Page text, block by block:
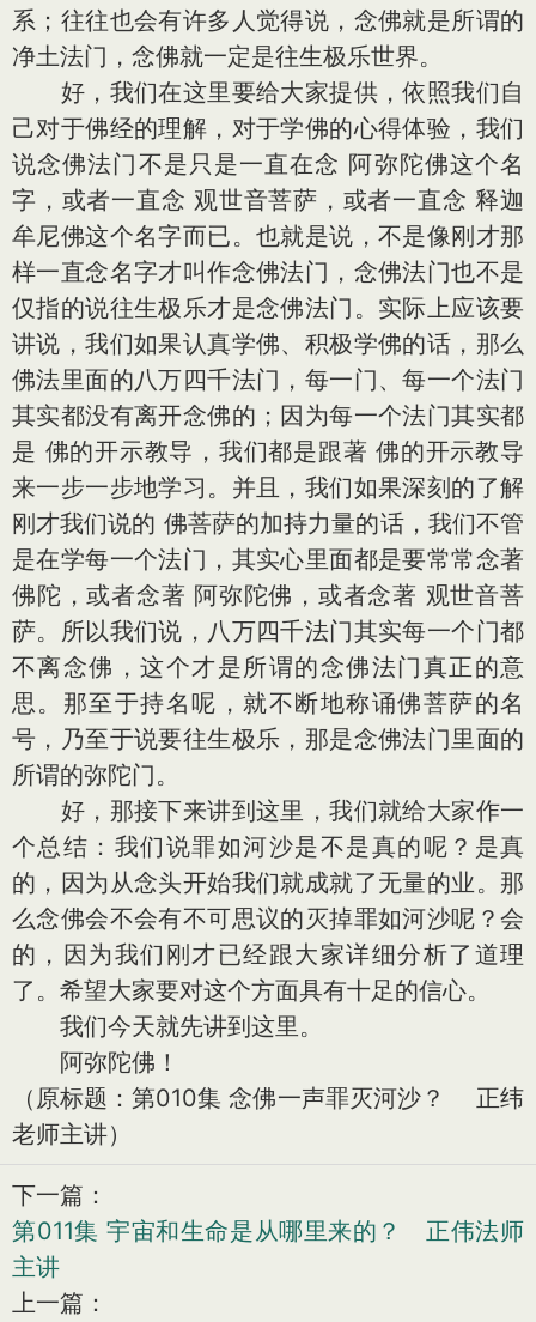
系；往往也会有许多人觉得说，念佛就是所谓的
净土法门，念佛就一定是往生极乐世界。
好，我们在这里要给大家提供，依照我们自
己对于佛经的理解，对于学佛的心得体验，我们
说念佛法门不是只是一直在念 阿弥陀佛这个名
字，或者一直念 观世音菩萨，或者一直念 释迦
牟尼佛这个名字而已。也就是说，不是像刚才那
样一直念名字才叫作念佛法门，念佛法门也不是
仅指的说往生极乐才是念佛法门。实际上应该要
讲说，我们如果认真学佛、积极学佛的话，那么
佛法里面的八万四千法门，每一门、每一个法门
其实都没有离开念佛的；因为每一个法门其实都
是 佛的开示教导，我们都是跟著 佛的开示教导
来一步一步地学习。并且，我们如果深刻的了解
刚才我们说的 佛菩萨的加持力量的话，我们不管
是在学每一个法门，其实心里面都是要常常念著
佛陀，或者念著 阿弥陀佛，或者念著 观世音菩
萨。所以我们说，八万四千法门其实每一个门都
不离念佛，这个才是所谓的念佛法门真正的意
思。那至于持名呢，就不断地称诵佛菩萨的名
号，乃至于说要往生极乐，那是念佛法门里面的
所谓的弥陀门。
好，那接下来讲到这里，我们就给大家作一
个总结：我们说罪如河沙是不是真的呢？是真
的，因为从念头开始我们就成就了无量的业。那
么念佛会不会有不可思议的灭掉罪如河沙呢？会
的，因为我们刚才已经跟大家详细分析了道理
了。希望大家要对这个方面具有十足的信心。
我们今天就先讲到这里。
阿弥陀佛！
（原标题：第010集 念佛一声罪灭河沙？ 正纬
老师主讲）
下一篇：
第011集 宇宙和生命是从哪里来的？ 正伟法师
主讲
上一篇：